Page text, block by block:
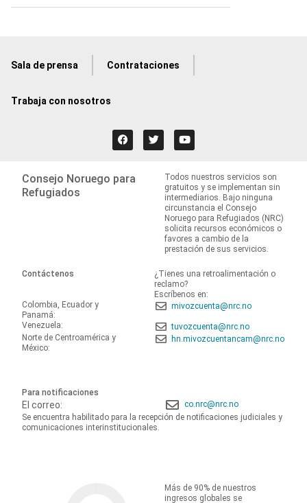
Sala de prensa Contrataciones
Trabaja con nosotros
Consejo Noruego para
Refugiados
Todos nuestros servicios son
gratuitos y se implementan sin
intermediarios. Bajo ninguna
circunstancia el Consejo
Noruego para Refugiados (NRC)
solicita recursos económicos o
favores a cambio de la
prestación de sus servicios.
Contáctenos
¿Tienes una retroalimentación o
reclamo?
Escríbenos en:
Colombia, Ecuador y
Panamá:
mivozcuenta@nrc.no
Venezuela:
tuvozcuenta@nrc.no
Norte de Centroamérica y
México:
hn.mivozcuentancam@nrc.no
Para notificaciones
El correo:
co.nrc@nrc.no
Se encuentra habilitado para la recepción de notificaciones judiciales y
comunicaciones interinstitucionales.
Más de 90% de nuestros
ingresos globales se